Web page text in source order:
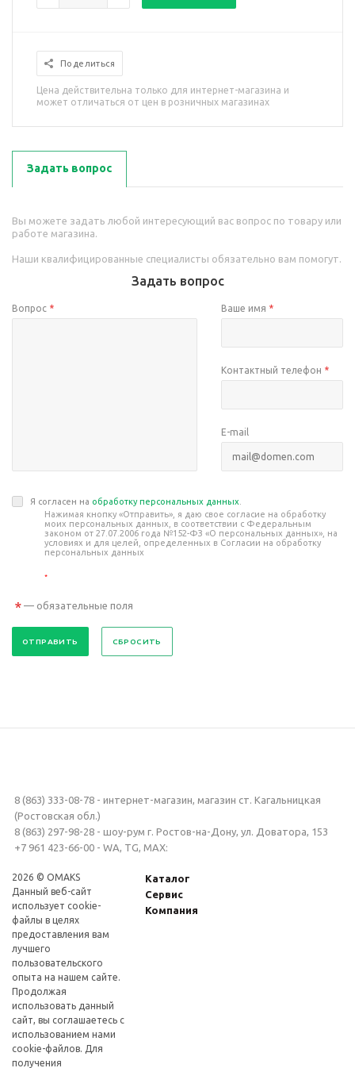
Поделиться
Цена действительна только для интернет-магазина и
может отличаться от цен в розничных магазинах
Задать вопрос
Вы можете задать любой интересующий вас вопрос по товару или
работе магазина.
Наши квалифицированные специалисты обязательно вам помогут.
Задать вопрос
Вопрос * Ваше имя *
Контактный телефон *
E-mail
Я согласен на обработку персональных данных
Нажимая кнопку «Отправить», я даю свое согласие на обработку
моих персональных данных, в соответствии с Федеральным
законом от 27.07.2006 года №152-ФЗ «О персональных данных», на
условиях и для целей, определенных в Согласии на обработку
персональных данных
*
* — обязательные поля
СБРОСИТЬ
8 (863) 333-08-78 - интернет-магазин, магазин ст. Кагальницкая
(Ростовская обл.)
8 (863) 297-98-28 - шоу-рум г. Ростов-на-Дону, ул. Доватора, 153
+7 961 423-66-00 - WA, TG, MAX:
2026 © OMAKS
Данный веб-сайт
использует cookie-
файлы в целях
предоставления вам
лучшего
пользовательского
опыта на нашем сайте.
Продолжая
использовать данный
сайт, вы соглашаетесь с
использованием нами
cookie-файлов. Для
получения
Каталог
Сервис
Компания